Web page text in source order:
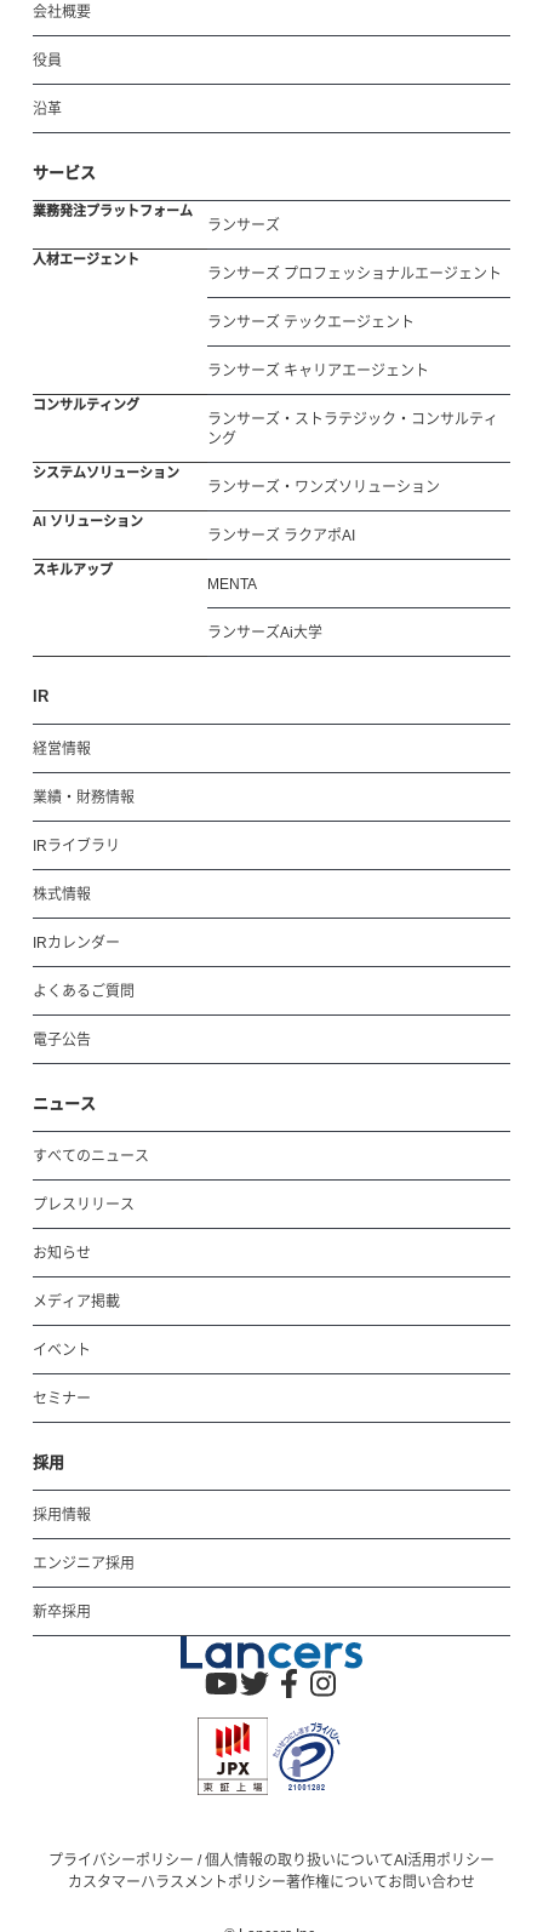
会社概要
役員
沿革
サービス
業務発注プラットフォーム
ランサーズ
人材エージェント
ランサーズ プロフェッショナルエージェント
ランサーズ テックエージェント
ランサーズ キャリアエージェント
コンサルティング
ランサーズ・ストラテジック・コンサルティ
ング
システムソリューション
ランサーズ・ワンズソリューション
AI ソリューション
ランサーズ ラクアポAI
スキルアップ
MENTA
ランサーズAi大学
IR
経営情報
業績・財務情報
IRライブラリ
株式情報
IRカレンダー
よくあるご質問
電子公告
ニュース
すべてのニュース
プレスリリース
お知らせ
メディア掲載
イベント
セミナー
採用
採用情報
エンジニア採用
新卒採用
プライバシーポリシー / 個人情報の取り扱いについてAI活用ポリシー
カスタマーハラスメントポリシー著作権についてお問い合わせ